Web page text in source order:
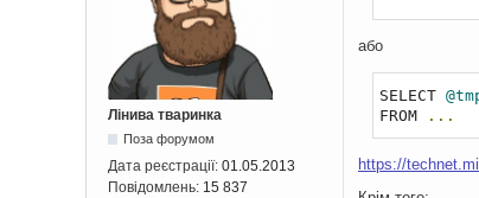
Лінива тваринка
Поза форумом
Дата реєстрації: 01.05.2013
Повідомлень: 15 837
або
SELECT
FROM
...
https://